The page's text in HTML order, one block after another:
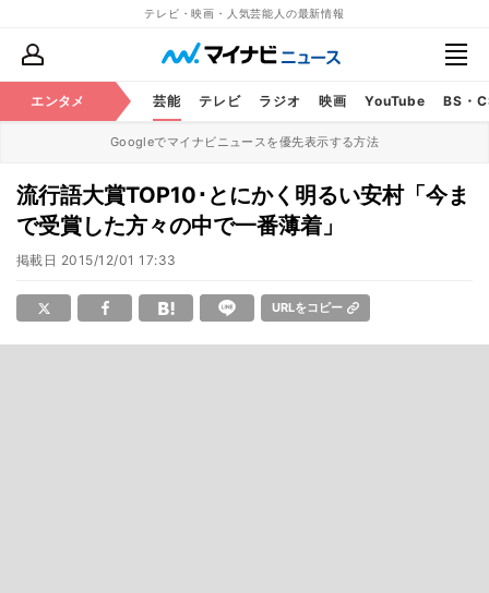
テレビ・映画・人気芸能人の最新情報
エンタメ 芸能 テレビ ラジオ 映画 YouTube BS・
Googleでマイナビニュースを優先表示する方法
流行語大賞TOP10･とにかく明るい安村「今ま
で受賞した方々の中で一番薄着」
掲載日 2015/12/01 17:33
URLをコピー